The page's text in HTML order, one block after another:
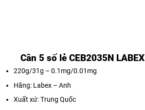
Cân 5 số lẻ CEB2035N LABEX
220g/31g – 0.1mg/0.01mg
Hãng: Labex – Anh
Xuất xứ: Trung Quốc